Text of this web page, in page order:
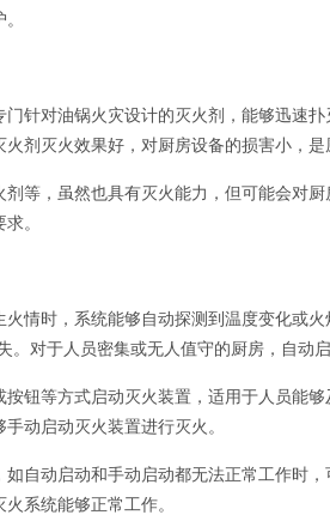
针对油锅火灾设计的灭火剂，能够迅速
剂灭火效果好，对厨房设备的损害小，
等，虽然也具有灭火能力，但可能会对
。
火情时，系统能够自动探测到温度变化或
。对于人员密集或无人值守的厨房，自动
钮等方式启动灭火装置，适用于人员能
动启动灭火装置进行灭火。
如自动启动和手动启动都无法正常工作时
系统能够正常工作。